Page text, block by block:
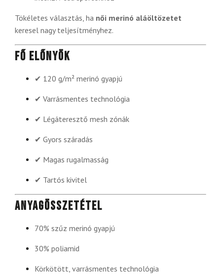
Tökéletes választás, ha női merinó aláöltözetet
keresel nagy teljesítményhez.
Fő előnyök
✔ 120 g/m² merinó gyapjú
✔ Varrásmentes technológia
✔ Légáteresztő mesh zónák
✔ Gyors száradás
✔ Magas rugalmasság
✔ Tartós kivitel
Anyagösszetétel
70% szűz merinó gyapjú
30% poliamid
Körkötött, varrásmentes technológia